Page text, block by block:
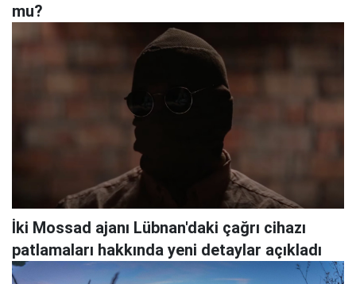
mu?
İki Mossad ajanı Lübnan'daki çağrı cihazı
patlamaları hakkında yeni detaylar açıkladı